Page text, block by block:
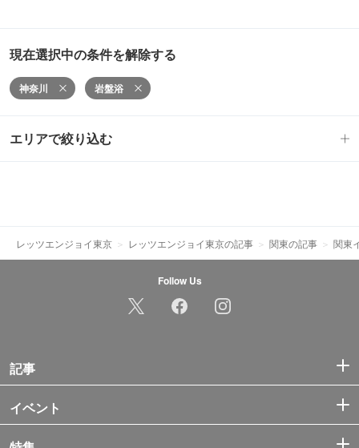
現在選択中の条件を解除する
神奈川 岩盤浴
エリアで絞り込む
レッツエンジョイ東京 レッツエンジョイ東京の記事 関東の記事 関東
Follow Us
記事
イベント